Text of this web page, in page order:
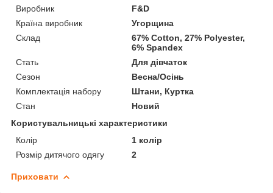
Виробник
F&D
Країна виробник
Угорщина
Склад
67% Cotton, 27% Polyester,
6% Spandex
Стать
Для дівчаток
Сезон
Весна/Осінь
Комплектація набору
Штани, Куртка
Стан
Новий
Користувальницькі характеристики
Колір
1 колір
Розмір дитячого одягу
2
Приховати